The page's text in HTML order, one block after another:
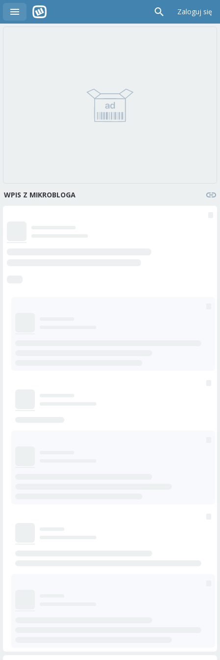
Zaloguj się
WPIS Z MIKROBLOGA